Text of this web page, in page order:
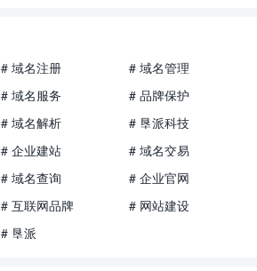
# 域名注册
# 域名管理
# 域名服务
# 品牌保护
# 域名解析
# 垦派科技
# 企业建站
# 域名交易
# 域名查询
# 企业官网
# 互联网品牌
# 网站建设
# 垦派